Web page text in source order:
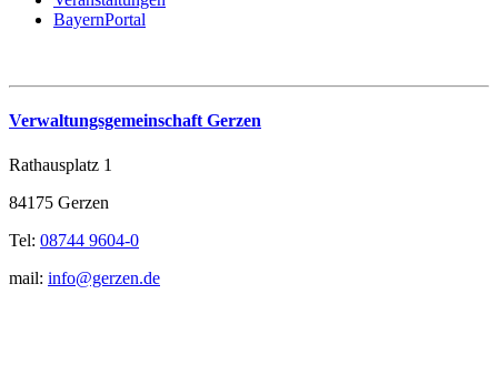
BayernPortal
Verwaltungsgemeinschaft Gerzen
Rathausplatz 1
84175 Gerzen
Tel: 08744 9604-0
mail: info@gerzen.de